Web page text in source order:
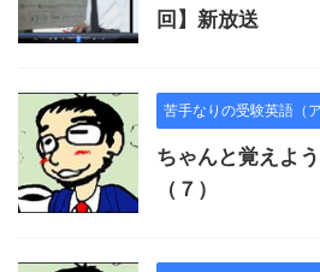
回】新放送
苦手なりの受験英語（
ちゃんと覚えよ
（７）